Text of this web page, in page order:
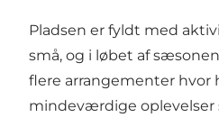
Pladsen er fyldt med
små, og i løbet af
flere arrangementer hvor
mindeværdige oplevelser